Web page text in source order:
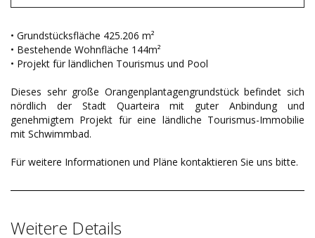
• Grundstücksfläche 425.206 m²
• Bestehende Wohnfläche 144m²
• Projekt für ländlichen Tourismus und Pool
Dieses sehr große Orangenplantagengrundstück befindet sich
nördlich der Stadt Quarteira mit guter Anbindung und
genehmigtem Projekt für eine ländliche Tourismus-Immobilie
mit Schwimmbad.
Für weitere Informationen und Pläne kontaktieren Sie uns bitte.
Weitere Details